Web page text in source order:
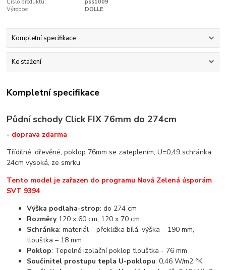
Číslo produktu:
pss1009
Výrobce:
DOLLE
Kompletní specifikace
Ke stažení
Kompletní specifikace
Půdní schody Click FIX 76mm do 274cm
- doprava zdarma
Třídílné, dřevěné, poklop 76mm se zateplením, U=0,49 schránka
24cm vysoká, ze smrku
Tento model je zařazen do programu Nová Zelená úsporám
SVT 9394
Výška podlaha-strop: do 274 cm
Rozměry120 x 60 cm, 120 x 70 cm
Schránka: materiál – překližka bílá, výška – 190 mm,
tlouštka – 18 mm
Poklop: Tepelně izolační poklop tlouštka - 76 mm
Součinitel prostupu tepla U-poklopu: 0,46 W/m2 °K